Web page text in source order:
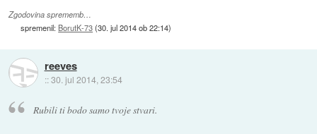
Zgodovina sprememb…
spremenil: BorutK-73(30. jul 2014 ob 22:14)
reeves
::30. jul 2014, 23:54
Rubili ti bodo samo tvoje stvari.